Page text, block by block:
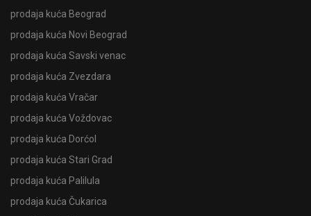
prodaja kuća Beograd
prodaja kuća Novi Beograd
prodaja kuća Savski venac
prodaja kuća Zvezdara
prodaja kuća Vračar
prodaja kuća Voždovac
prodaja kuća Dorćol
prodaja kuća Stari Grad
prodaja kuća Palilula
prodaja kuća Čukarica